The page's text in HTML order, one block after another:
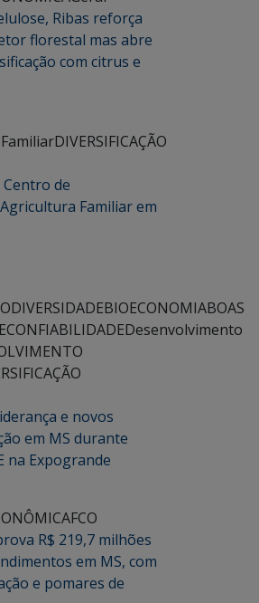
Ribas reforça
florestal mas abre
com citrus e
DIVERSIFICAÇÃO
de
Familiar em
BIOECONOMIABOAS
CONFIABILIDADEDesenvolvimento
e novos
em MS durante
na Expogrande
FCO
R$ 219,7 milhões
em MS, com
e pomares de